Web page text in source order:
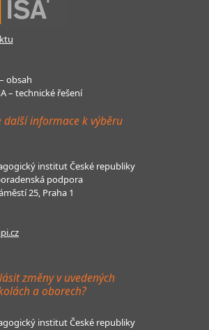
obsah
– technické řešení
další informace k výběru
institut České republiky
podpora
25, Praha 1
změny v uvedených
a oborech?
institut České republiky